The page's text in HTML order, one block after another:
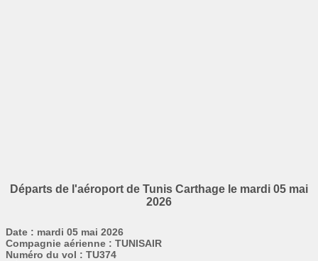
Départs de l'aéroport de Tunis Carthage le mardi 05 mai
2026
Date : mardi 05 mai 2026
Compagnie aérienne : TUNISAIR
Numéro du vol : TU374